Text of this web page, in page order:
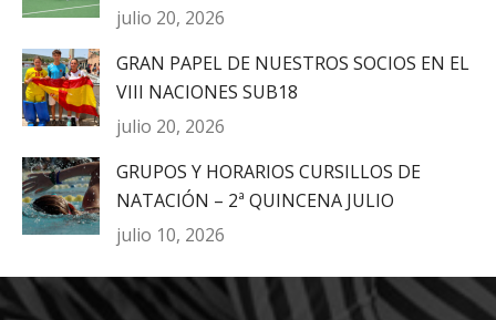
julio 20, 2026
GRAN PAPEL DE NUESTROS SOCIOS EN EL
VIII NACIONES SUB18
julio 20, 2026
GRUPOS Y HORARIOS CURSILLOS DE
NATACIÓN – 2ª QUINCENA JULIO
julio 10, 2026